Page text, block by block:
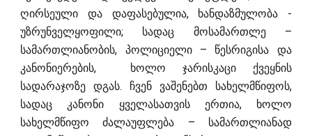
ღირსეული და დაფასებულია, ხანდაზმულობა -
უზრუნველყოფილი; სადაც მოსამართლე –
სამართლიანობის, პოლიციელი – წესრიგისა და
კანონიერების, ხოლო ჯარისკაცი ქვეყნის
სადარაჯოზე დგას. ჩვენ ვაშენებთ სახელმწიფოს,
სადაც კანონი ყველასათვის ერთია, ხოლო
სახელმწიფო ძალაუფლება – სამართლიანად